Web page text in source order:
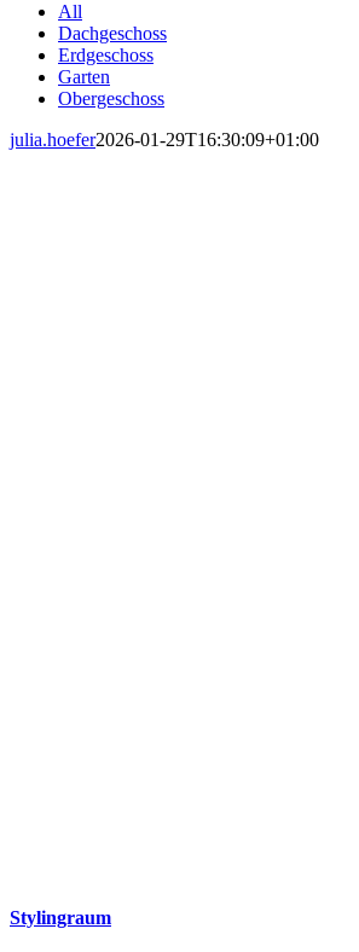
All
Dachgeschoss
Erdgeschoss
Garten
Obergeschoss
julia.hoefer2026-01-29T16:30:09+01:00
Stylingraum